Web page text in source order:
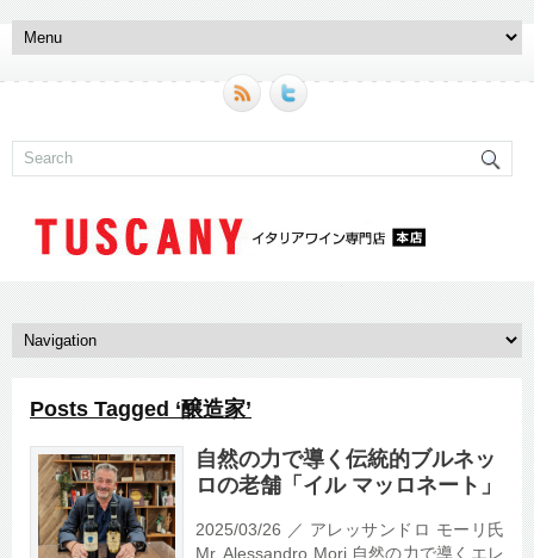
Posts Tagged ‘醸造家’
自然の力で導く伝統的ブルネッ
ロの老舗「イル マッロネート」
2025/03/26 ／ アレッサンドロ モーリ氏
Mr. Alessandro Mori 自然の力で導くエレ